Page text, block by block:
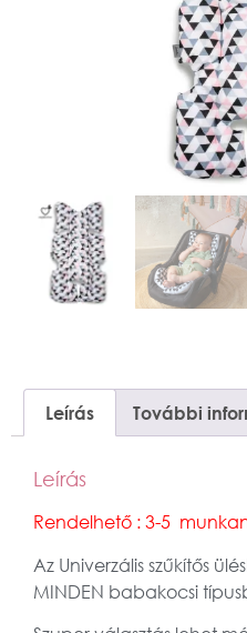
Leírás További
Leírás
Rendelhető : 3-5
Az Univerzális szűkítős
MINDEN babakocsi